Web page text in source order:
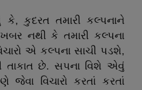
કે, કુદરત તમારી કલ્પનાને
નથી કે તમારી કલ્પના
એ કલ્પના સાચી પડશે,
તાકાત છે. સપના વિશે એવું
વિચારો કરતાં કરતાં